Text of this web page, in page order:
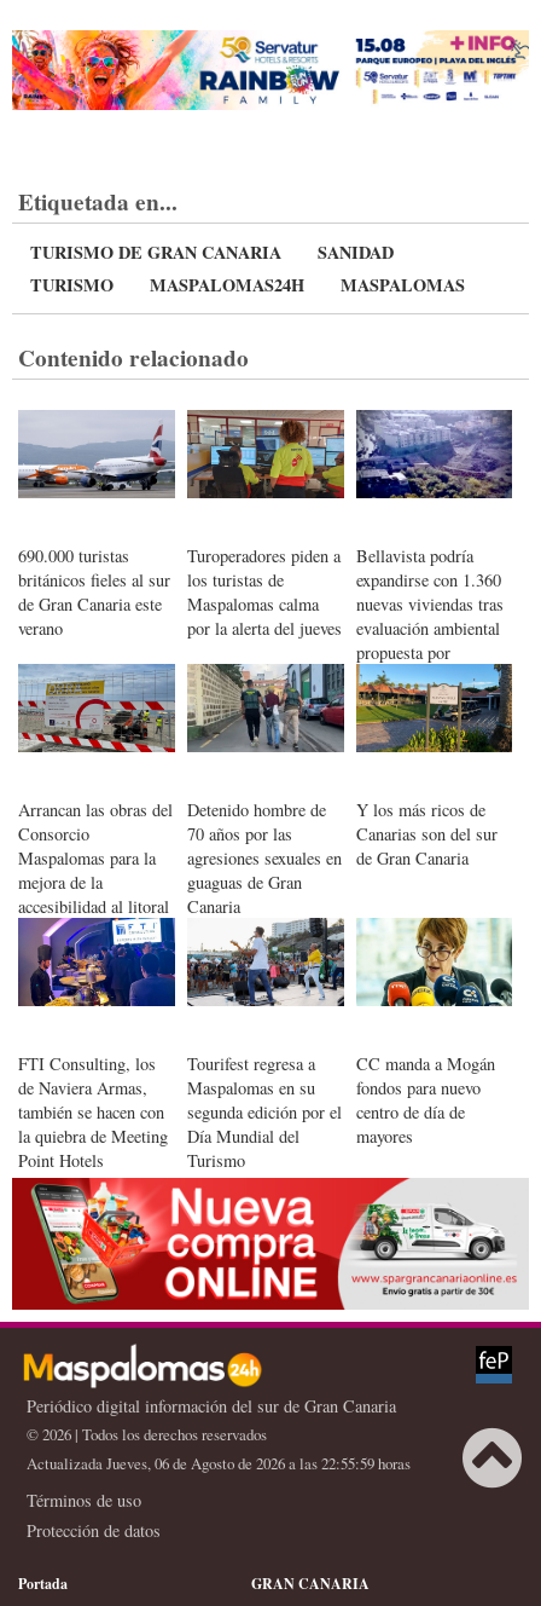
Etiquetada en...
TURISMO DE GRAN CANARIA
SANIDAD
TURISMO
MASPALOMAS24H MASPALOMAS
Contenido relacionado
690.000 turistas
británicos fieles al sur
de Gran Canaria este
verano
Turoperadores piden a
los turistas de
Maspalomas calma
por la alerta del jueves
Bellavista podría
expandirse con 1.360
nuevas viviendas tras
evaluación ambiental
propuesta por
Urbanismo
Arrancan las obras del
Consorcio
Maspalomas para la
mejora de la
accesibilidad al litoral
Detenido hombre de
70 años por las
agresiones sexuales en
guaguas de Gran
Canaria
Y los más ricos de
Canarias son del sur
de Gran Canaria
FTI Consulting, los
de Naviera Armas,
también se hacen con
la quiebra de Meeting
Point Hotels
Tourifest regresa a
Maspalomas en su
segunda edición por el
Día Mundial del
Turismo
CC manda a Mogán
fondos para nuevo
centro de día de
mayores
Periódico digital información del sur de Gran Canaria
© 2026 | Todos los derechos reservados
Actualizada Jueves, 06 de Agosto de 2026 a las 22:55:59 horas
Términos de uso
Protección de datos
Portada
GRAN CANARIA